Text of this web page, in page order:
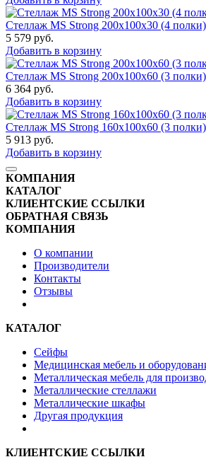
Стеллаж MS Strong 200x100x30 (4 полки)
5 579 руб.
Добавить в корзину
Стеллаж MS Strong 200x100x60 (3 полки)
6 364 руб.
Добавить в корзину
Стеллаж MS Strong 160x100x60 (3 полки)
5 913 руб.
Добавить в корзину
КОМПАНИЯ
КАТАЛОГ
КЛИЕНТСКИЕ ССЫЛКИ
ОБРАТНАЯ СВЯЗЬ
КОМПАНИЯ
О компании
Производители
Контакты
Отзывы
КАТАЛОГ
Сейфы
Медицинская мебель и
Металлическая мебель для
Металлические стеллажи
Металлические шкафы
Другая продукция
КЛИЕНТСКИЕ ССЫЛКИ